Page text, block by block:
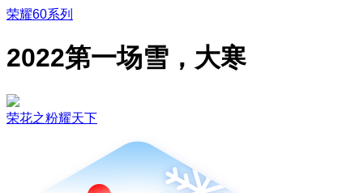
荣耀60系列
2022第一场雪，大寒
荣花之粉耀天下